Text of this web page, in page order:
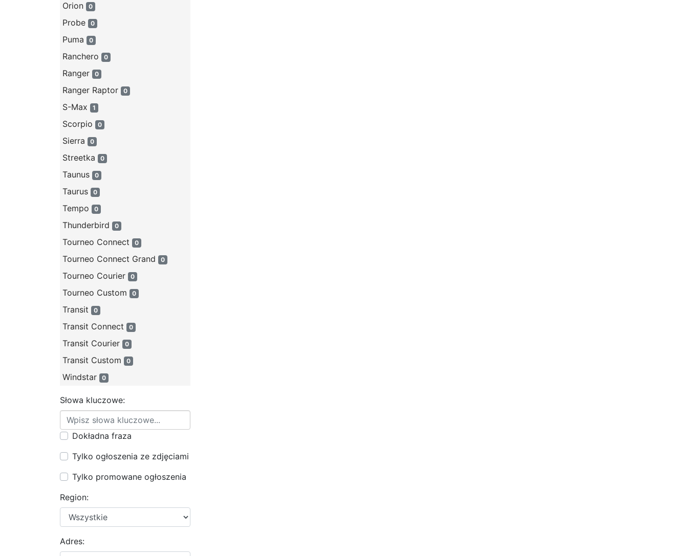
Orion 0
Probe 0
Puma 0
Ranchero 0
Ranger 0
Ranger Raptor 0
S-Max 1
Scorpio 0
Sierra 0
Streetka 0
Taunus 0
Taurus 0
Tempo 0
Thunderbird 0
Tourneo Connect 0
Tourneo Connect Grand 0
Tourneo Courier 0
Tourneo Custom 0
Transit 0
Transit Connect 0
Transit Courier 0
Transit Custom 0
Windstar 0
Słowa kluczowe:
Dokładna fraza
Tylko ogłoszenia ze zdjęciami
Tylko promowane ogłoszenia
Region:
Adres: